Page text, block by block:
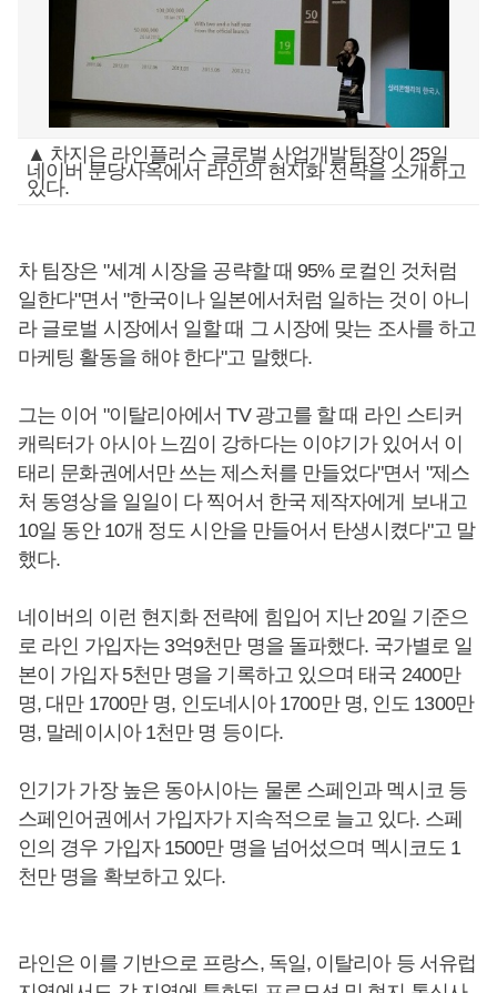
▲ 차지은 라인플러스 글로벌 사업개발팀장이 25일
네이버 분당사옥에서 라인의 현지화 전략을 소개하고
있다.
차 팀장은 "세계 시장을 공략할 때 95% 로컬인 것처럼
일한다"면서 "한국이나 일본에서처럼 일하는 것이 아니
라 글로벌 시장에서 일할 때 그 시장에 맞는 조사를 하고
마케팅 활동을 해야 한다"고 말했다.
그는 이어 "이탈리아에서 TV 광고를 할 때 라인 스티커
캐릭터가 아시아 느낌이 강하다는 이야기가 있어서 이
태리 문화권에서만 쓰는 제스처를 만들었다"면서 "제스
처 동영상을 일일이 다 찍어서 한국 제작자에게 보내고
10일 동안 10개 정도 시안을 만들어서 탄생시켰다"고 말
했다.
네이버의 이런 현지화 전략에 힘입어 지난 20일 기준으
로 라인 가입자는 3억9천만 명을 돌파했다. 국가별로 일
본이 가입자 5천만 명을 기록하고 있으며 태국 2400만
명, 대만 1700만 명, 인도네시아 1700만 명, 인도 1300만
명, 말레이시아 1천만 명 등이다.
인기가 가장 높은 동아시아는 물론 스페인과 멕시코 등
스페인어권에서 가입자가 지속적으로 늘고 있다. 스페
인의 경우 가입자 1500만 명을 넘어섰으며 멕시코도 1
천만 명을 확보하고 있다.
라인은 이를 기반으로 프랑스, 독일, 이탈리아 등 서유럽